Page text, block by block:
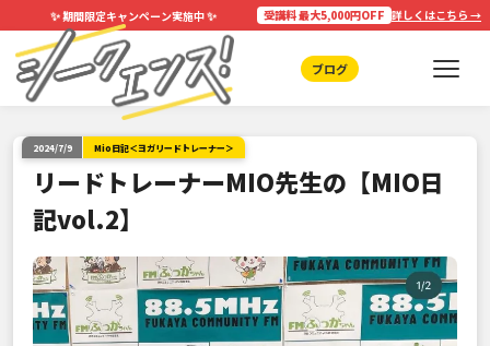
✨期間限定キャンペーン実施中✨ 受講料 最大5,000円OFF 詳しくはこちら →
ブログ
2024/7/9 Mio日記＜ヨガリードトレーナー＞
リードトレーナーMIO先生の【MIO日
記vol.2】